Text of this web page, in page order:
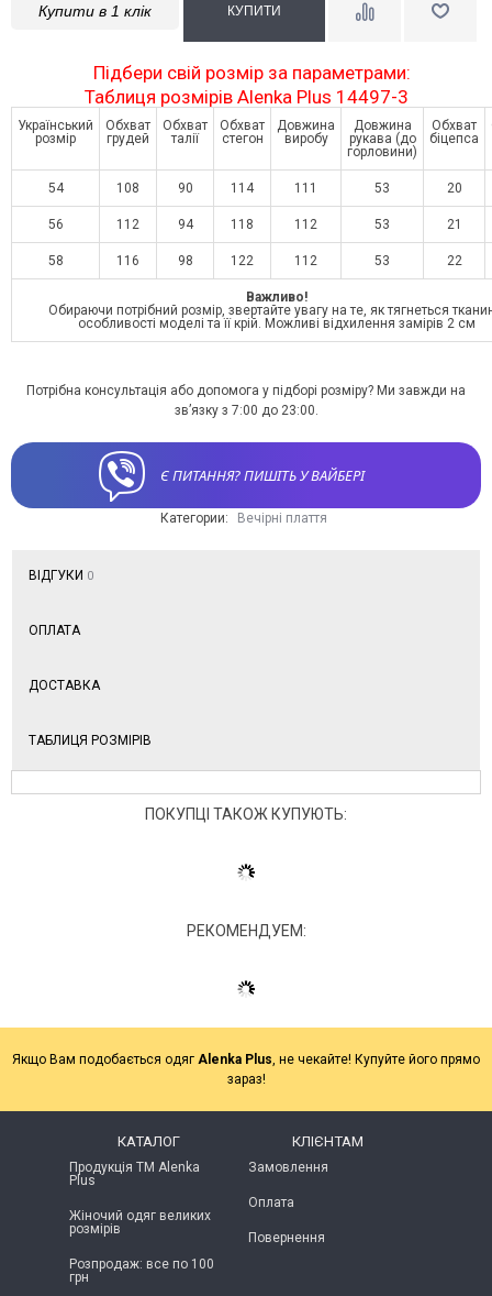
Купити в 1 клік
Підбери свій розмір за параметрами:
Таблиця розмірів Alenka Plus 14497-3
Український
розмір
Обхват
грудей
Обхват
талії
Обхват
стегон
Довжина
виробу
Довжина
рукава (до
горловини)
Обхват
біцепса
54 108 90 114 111 53 20
56 112 94 118 112 53 21
58 116 98 122 112 53 22
Важливо!
Обираючи потрібний розмір, звертайте увагу на те, як тягнеться
особливості моделі та її крій. Можливі відхилення замірів 2 см
Потрібна консультація або допомога у підборі розміру? Ми завжди на
зв’язку з 7:00 до 23:00.
Є ПИТАННЯ? ПИШІТЬ У ВАЙБЕРІ
Категории: Вечірні плаття
ВІДГУКИ 0
ОПЛАТА
ДОСТАВКА
ТАБЛИЦЯ РОЗМІРІВ
ПОКУПЦІ ТАКОЖ КУПУЮТЬ:
РЕКОМЕНДУЕМ:
Якщо Вам подобається одяг Alenka Plus , не чекайте! Купуйте його прямо
зараз!
КАТАЛОГ
Продукція ТМ Alenka
Plus
Жіночий одяг великих
розмірів
Розпродаж: все по 100
грн
КЛІЄНТАМ
Замовлення
Оплата
Повернення